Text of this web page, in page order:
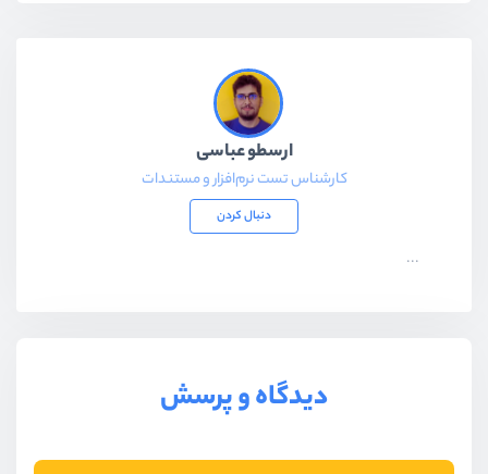
ارسطو عباسی
کارشناس تست نرم‌افزار و مستندات
دنبال کردن
...
دیدگاه و پرسش